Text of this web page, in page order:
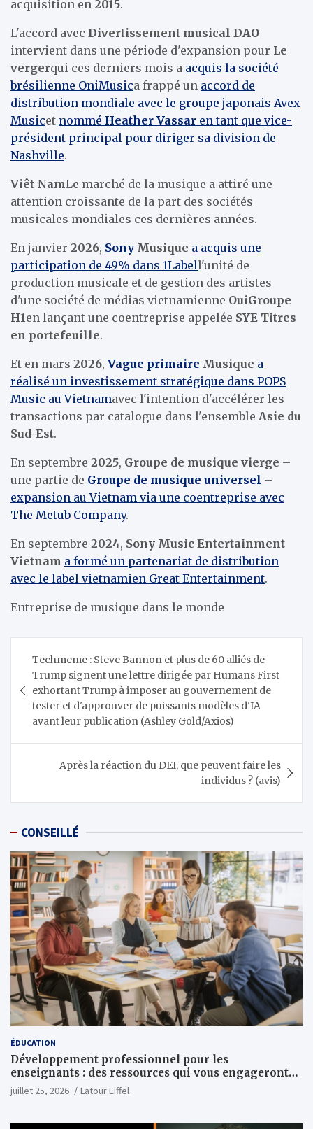
acquisition en 2015.
L'accord avec Divertissement musical DAO
intervient dans une période d'expansion pour Le
vergerqui ces derniers mois a acquis la société
brésilienne OniMusica frappé un accord de
distribution mondiale avec le groupe japonais Avex
Musicet nommé Heather Vassar en tant que vice-
président principal pour diriger sa division de
Nashville.
Viêt NamLe marché de la musique a attiré une
attention croissante de la part des sociétés
musicales mondiales ces dernières années.
En janvier 2026, Sony Musique a acquis une
participation de 49% dans 1Labell'unité de
production musicale et de gestion des artistes
d'une société de médias vietnamienne OuiGroupe
H1en lançant une coentreprise appelée SYE Titres
en portefeuille.
Et en mars 2026, Vague primaire Musique a
réalisé un investissement stratégique dans POPS
Music au Vietnamavec l'intention d'accélérer les
transactions par catalogue dans l'ensemble Asie du
Sud-Est.
En septembre 2025, Groupe de musique vierge –
une partie de Groupe de musique universel –
expansion au Vietnam via une coentreprise avec
The Metub Company.
En septembre 2024, Sony Music Entertainment
Vietnam a formé un partenariat de distribution
avec le label vietnamien Great Entertainment.
Entreprise de musique dans le monde
l’article
Techmeme : Steve Bannon et plus de 60 alliés de
Trump signent une lettre dirigée par Humans First
exhortant Trump à imposer au gouvernement de
tester et d'approuver de puissants modèles d'IA
avant leur publication (Ashley Gold/Axios)
Après la réaction du DEI, que peuvent faire les
individus ? (avis)
CONSEILLÉ
ÉDUCATION
Développement professionnel pour les
enseignants : des ressources qui vous engageront
vraiment
juillet 25, 2026 Latour Eiffel